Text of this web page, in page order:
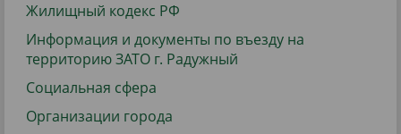
Жилищный кодекс РФ
Информация и документы по въезду на
территорию ЗАТО г. Радужный
Социальная сфера
Организации города